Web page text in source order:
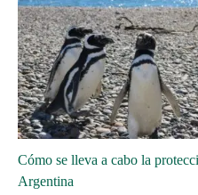
Cómo se lleva a cabo la
Argentina